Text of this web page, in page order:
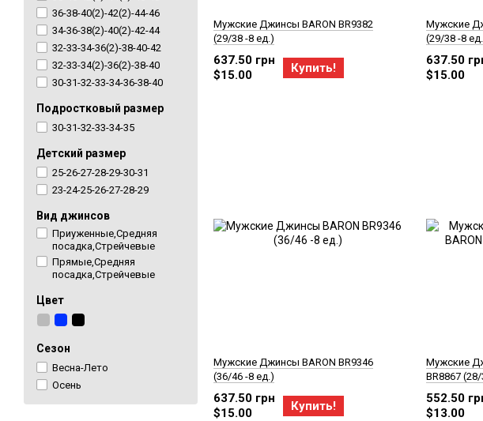
Мужские Джинсы BARON BR9382
(29/38 -8 ед.)
637.50 грн
$15.00
Купить!
Мужские
(29/38 -8
637.50
$15.00
Мужские Джинсы BARON BR9346
(36/46 -8 ед.)
637.50 грн
$15.00
Купить!
Мужские
BR8867
552.50
$13.00
36-38-40(2)-42(2)-44-46
34-36-38(2)-40(2)-42-44
32-33-34-36(2)-38-40-42
32-33-34(2)-36(2)-38-40
30-31-32-33-34-36-38-40
Подростковый размер
30-31-32-33-34-35
Детский размер
25-26-27-28-29-30-31
23-24-25-26-27-28-29
Вид джинсов
Приуженные,Средняя
посадка,Стрейчевые
Прямые,Средняя
посадка,Стрейчевые
Цвет
Сезон
Весна-Лето
Осень